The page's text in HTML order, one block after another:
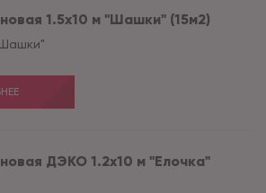
1.5х10 м "Шашки" (15м2)
ДЭКО 1.2х10 м "Елочка"